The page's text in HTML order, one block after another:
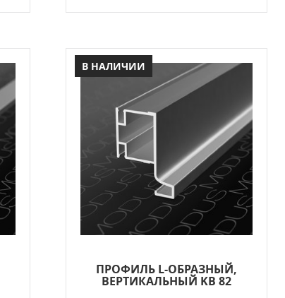
ПРОФИЛЬ L-ОБРАЗНЫЙ,
ВЕРТИКАЛЬНЫЙ KB 82
В НАЛИЧИИ